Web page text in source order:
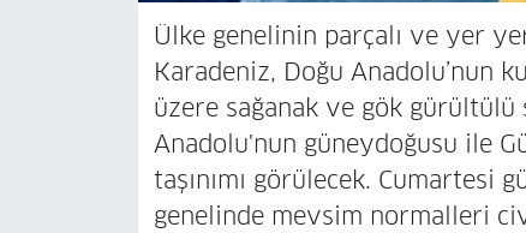
Ülke genelinin parçalı ve yer
Karadeniz, Doğu Anadolu’nun
üzere sağanak ve gök gürültülü
Anadolu'nun güneydoğusu ile
taşınımı görülecek. Cumartesi
genelinde mevsim normalleri